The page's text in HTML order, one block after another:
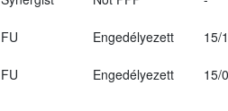
FU Engedélyezett 15/
FU Engedélyezett
15/